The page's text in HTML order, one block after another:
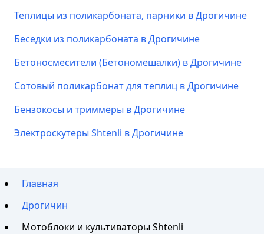
Теплицы из поликарбоната, парники в Дрогичине
Беседки из поликарбоната в Дрогичине
Бетоносмесители (Бетономешалки) в Дрогичине
Сотовый поликарбонат для теплиц в Дрогичине
Бензокосы и триммеры в Дрогичине
Электроскутеры Shtenli в Дрогичине
Главная
Дрогичин
Мотоблоки и культиваторы Shtenli